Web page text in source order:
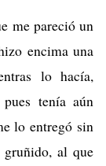
me pareció un
encima una
lo hacía,
tenía aún
lo entregó sin
al que